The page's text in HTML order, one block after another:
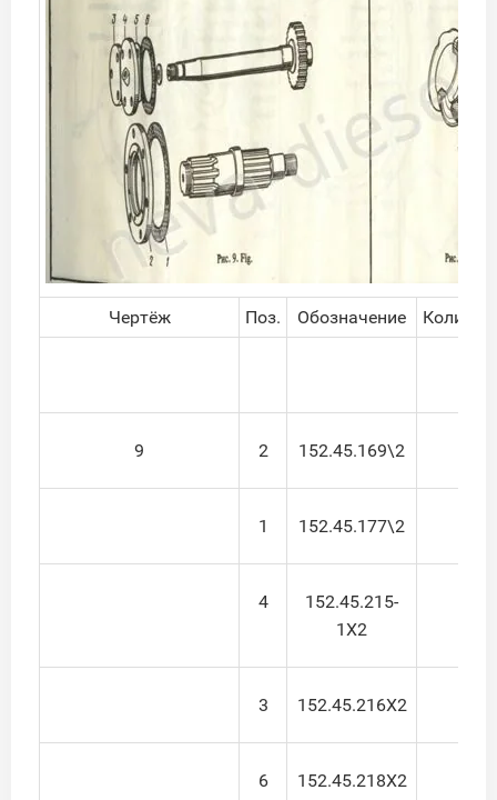
Чертёж Поз. Обозначение
9 2 152.45.169\2
1 152.45.177\2
4
152.45.215-
1X2
3 152.45.216X2
6 152.45.218X2